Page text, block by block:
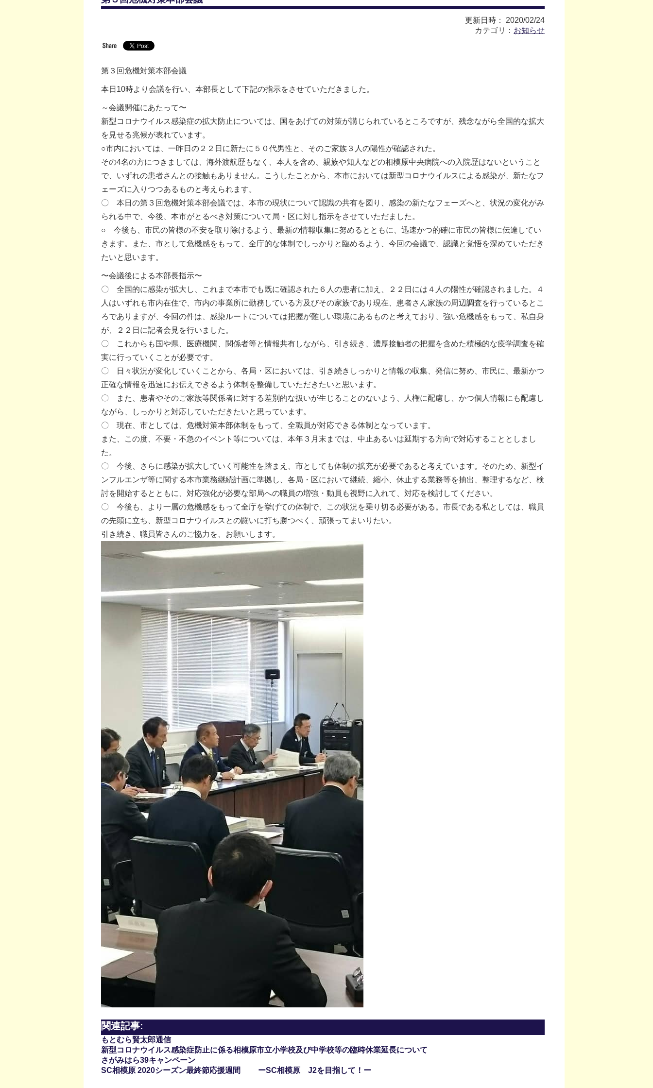
更新日時： 2020/02/24
カテゴリ： お知らせ
第３回危機対策本部会議
本日10時より会議を行い、本部長として下記の指示をさせていただきました。
～会議開催にあたって〜
新型コロナウイルス感染症の拡大防止については、国をあげての対策が講じられているところですが、残念ながら全国的な拡大
を見せる兆候が表れています。
○市内においては、一昨日の２２日に新たに５０代男性と、そのご家族３人の陽性が確認された。
その4名の方につきましては、海外渡航歴もなく、本人を含め、親族や知人などの相模原中央病院への入院歴はないということ
で、いずれの患者さんとの接触もありません。こうしたことから、本市においては新型コロナウイルスによる感染が、新たなフ
ェーズに入りつつあるものと考えられます。
〇 本日の第３回危機対策本部会議では、本市の現状について認識の共有を図り、感染の新たなフェーズへと、状況の変化がみ
られる中で、今後、本市がとるべき対策について局・区に対し指示をさせていただました。
○ 今後も、市民の皆様の不安を取り除けるよう、最新の情報収集に努めるとともに、迅速かつ的確に市民の皆様に伝達してい
きます。また、市として危機感をもって、全庁的な体制でしっかりと臨めるよう、今回の会議で、認識と覚悟を深めていただき
たいと思います。
〜会議後による本部長指示〜
〇 全国的に感染が拡大し、これまで本市でも既に確認された６人の患者に加え、２２日には４人の陽性が確認されました。４
人はいずれも市内在住で、市内の事業所に勤務している方及びその家族であり現在、患者さん家族の周辺調査を行っているとこ
ろでありますが、今回の件は、感染ルートについては把握が難しい環境にあるものと考えており、強い危機感をもって、私自身
が、２２日に記者会見を行いました。
〇 これからも国や県、医療機関、関係者等と情報共有しながら、引き続き、濃厚接触者の把握を含めた積極的な疫学調査を確
実に行っていくことが必要です。
〇 日々状況が変化していくことから、各局・区においては、引き続きしっかりと情報の収集、発信に努め、市民に、最新かつ
正確な情報を迅速にお伝えできるよう体制を整備していただきたいと思います。
〇 また、患者やそのご家族等関係者に対する差別的な扱いが生じることのないよう、人権に配慮し、かつ個人情報にも配慮し
ながら、しっかりと対応していただきたいと思っています。
〇 現在、市としては、危機対策本部体制をもって、全職員が対応できる体制となっています。
また、この度、不要・不急のイベント等については、本年３月末までは、中止あるいは延期する方向で対応することとしまし
た。
〇 今後、さらに感染が拡大していく可能性を踏まえ、市としても体制の拡充が必要であると考えています。そのため、新型イ
ンフルエンザ等に関する本市業務継続計画に準拠し、各局・区において継続、縮小、休止する業務等を抽出、整理するなど、検
討を開始するとともに、対応強化が必要な部局への職員の増強・動員も視野に入れて、対応を検討してください。
〇 今後も、より一層の危機感をもって全庁を挙げての体制で、この状況を乗り切る必要がある。市長である私としては、職員
の先頭に立ち、新型コロナウイルスとの闘いに打ち勝つべく、頑張ってまいりたい。
引き続き、職員皆さんのご協力を、お願いします。
関連記事:
もとむら賢太郎通信
新型コロナウイルス感染症防止に係る相模原市立小学校及び中学校等の臨時休業延長について
さがみはら39キャンペーン
SC相模原 2020シーズン最終節応援週間 ーSC相模原 J2を目指して！ー